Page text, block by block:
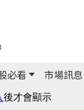
必看
市場訊息